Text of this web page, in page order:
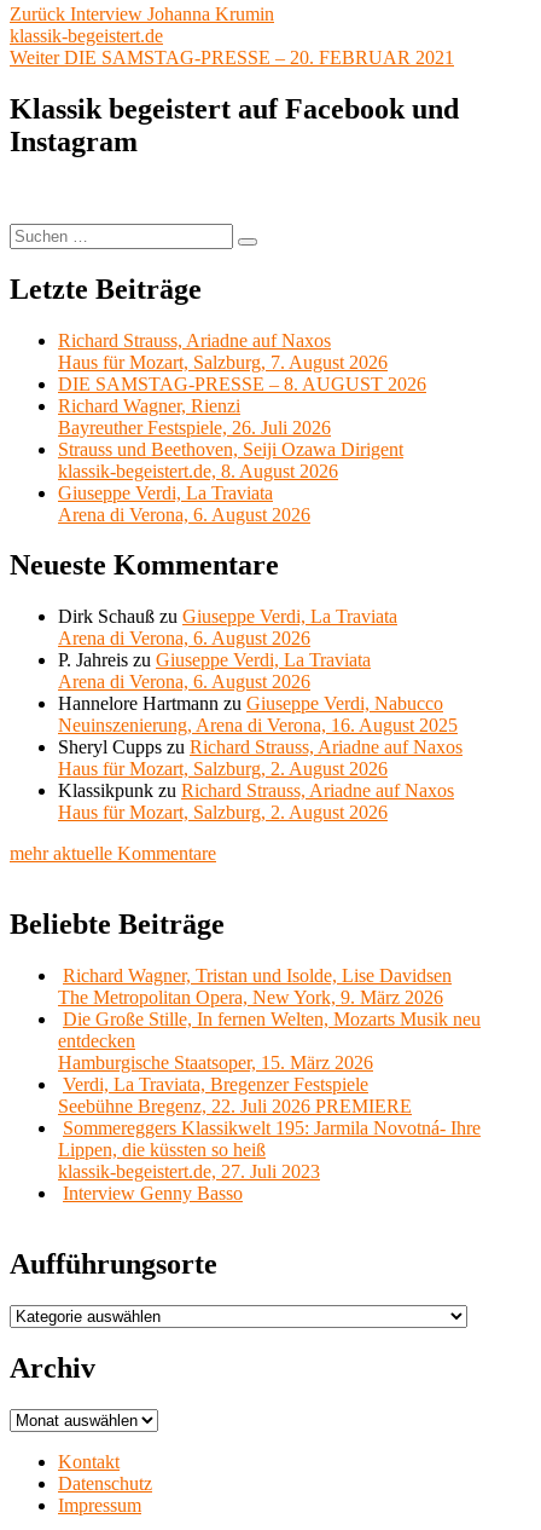
Beitragsnavigation
Zurück Vorheriger
Beitrag:
Interview Johanna Krumin
klassik-begeistert.de
Weiter Nächster
DIE SAMSTAG-PRESSE – 20. FEBRUAR 2021
Klassik begeistert auf Facebook und
Instagram
Suchen
nach:
Suchen
Letzte Beiträge
Richard Strauss, Ariadne auf Naxos
Haus für Mozart, Salzburg, 7. August 2026
DIE SAMSTAG-PRESSE – 8. AUGUST 2026
Richard Wagner, Rienzi
Bayreuther Festspiele, 26. Juli 2026
Strauss und Beethoven, Seiji Ozawa Dirigent
klassik-begeistert.de, 8. August 2026
Giuseppe Verdi, La Traviata
Arena di Verona, 6. August 2026
Neueste Kommentare
Dirk Schauß zu Giuseppe Verdi, La Traviata
Arena di Verona, 6. August 2026
P. Jahreis zu Giuseppe Verdi, La Traviata
Arena di Verona, 6. August 2026
Hannelore Hartmann zu Giuseppe Verdi, Nabucco
Neuinszenierung, Arena di Verona, 16. August 2025
Sheryl Cupps zu Richard Strauss, Ariadne auf Naxos
Haus für Mozart, Salzburg, 2. August 2026
Klassikpunk zu Richard Strauss, Ariadne auf Naxos
Haus für Mozart, Salzburg, 2. August 2026
mehr aktuelle Kommentare
Beliebte Beiträge
Richard Wagner, Tristan und Isolde, Lise Davidsen
The Metropolitan Opera, New York, 9. März 2026
Die Große Stille, In fernen Welten, Mozarts Musik neu
entdecken
Hamburgische Staatsoper, 15. März 2026
Verdi, La Traviata, Bregenzer Festspiele
Seebühne Bregenz, 22. Juli 2026 PREMIERE
Sommereggers Klassikwelt 195: Jarmila Novotná- Ihre
Lippen, die küssten so heiß
klassik-begeistert.de, 27. Juli 2023
Interview Genny Basso
Aufführungsorte
Aufführungsorte
Archiv
Archiv
Kontakt
Datenschutz
Impressum